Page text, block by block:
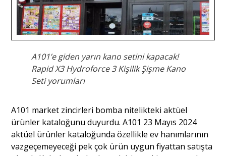
A101’e giden yarın kano setini kapacak!
Rapid X3 Hydroforce 3 Kişilik Şişme Kano
Seti yorumları
A101 market zincirleri bomba nitelikteki aktüel
ürünler kataloğunu duyurdu. A101 23 Mayıs 2024
aktüel ürünler kataloğunda özellikle ev hanımlarının
vazgeçemeyeceği pek çok ürün uygun fiyattan satışta